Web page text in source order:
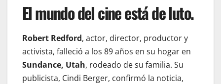
El mundo del cine está de luto.
Robert Redford, actor, director, productor y
activista, falleció a los 89 años en su hogar en
Sundance, Utah, rodeado de su familia. Su
publicista, Cindi Berger, confirmó la noticia,